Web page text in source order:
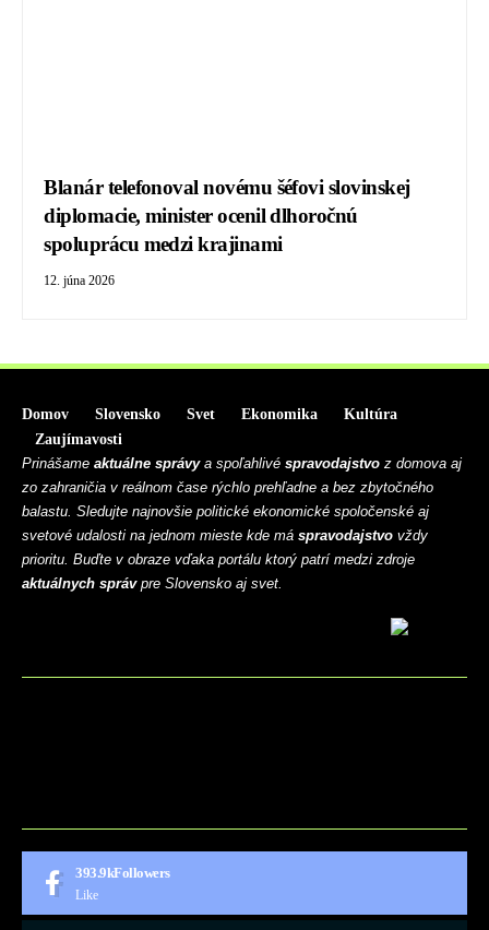
Blanár telefonoval novému šéfovi slovinskej
diplomacie, minister ocenil dlhoročnú
spoluprácu medzi krajinami
12. júna 2026
Domov Slovensko Svet Ekonomika
Kultúra
Zaujímavosti
Prinášame aktuálne správya spoľahlivé spravodajstvo z domova aj
zo zahraničia v reálnom čase rýchlo prehľadne a bez zbytočného
balastu. Sledujte najnovšie politické ekonomické spoločenské aj
svetové udalosti na jednom mieste kde má spravodajstvo vždy
prioritu. Buďte v obraze vďaka portálu ktorý patrí medzi zdroje
aktuálnych správpre Slovensko aj svet.
393.9kFollowers
Like